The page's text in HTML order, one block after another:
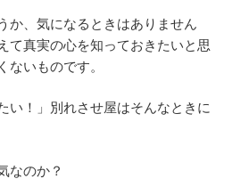
か、気になるときはありません
て真実の心を知っておきたいと思
ないものです。
い！」別れさせ屋はそんなときに
なのか？